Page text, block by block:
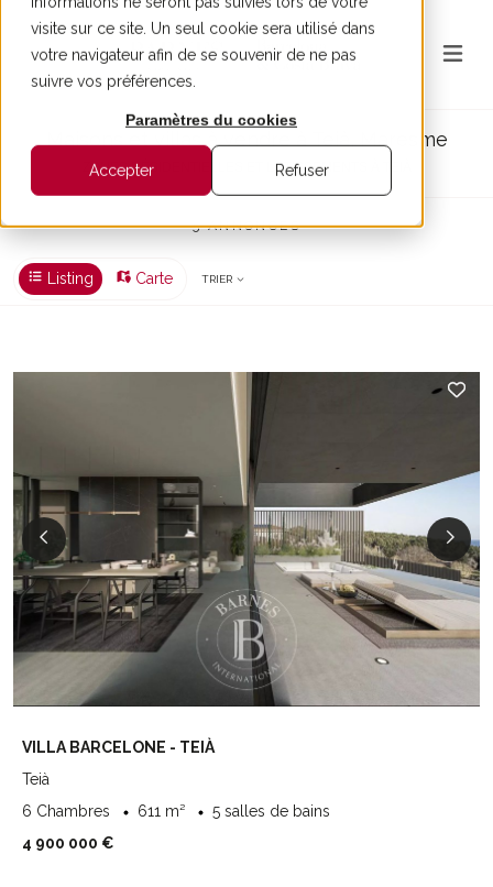
visite sur ce site. Un seul cookie sera utilisé dans
votre navigateur afin de se souvenir de ne pas
suivre vos préférences.
Paramètres du cookies
Accepter Refuser
Maisons et villas à vendre à Teià, Maresme
ZONES RÉSIDENTIELLES ET LOTISSEMENTS À TEIÀ
5 ANNONCES
Listing Carte TRIER
VILLA BARCELONE - TEIÀ
Teià
6 Chambres
611 m²
5 salles de bains
4 900 000 €